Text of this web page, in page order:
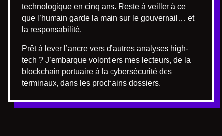
technologique en cinq ans. Reste à veiller à ce
que l’humain garde la main sur le gouvernail… et
la responsabilité.
Prêt à lever l’ancre vers d’autres analyses high-
tech ? J’embarque volontiers mes lecteurs, de la
blockchain portuaire à la cybersécurité des
terminaux, dans les prochains dossiers.